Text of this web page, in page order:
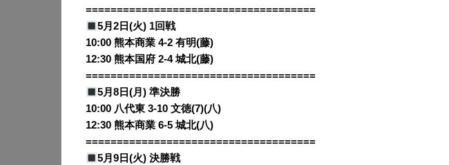
=====================================
5月2日(火) 1回戦
10:00 熊本商業 4-2 有明(藤)
12:30 熊本国府 2-4 城北(藤)
=====================================
5月8日(月) 準決勝
10:00 八代東 3-10 文徳(7)(八)
12:30 熊本商業 6-5 城北(八)
=====================================
5月9日(火) 決勝戦